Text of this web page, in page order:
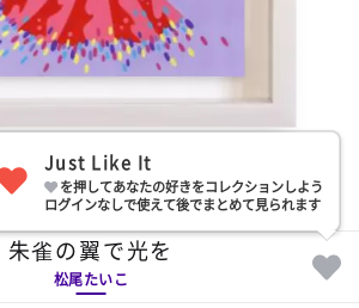
部屋に飾る
朱雀の翼で光を
松尾たいこ
Just Like It
を押してあなたの好きをコレクションしよう
ログインなしで使えて後でまとめて見られます